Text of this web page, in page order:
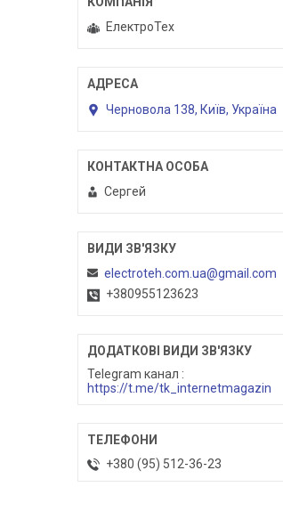
ЕлектроТех
Черновола 138, Київ, Україна
Сергей
electroteh.com.ua@gmail.com
+380955123623
Telegram канал
https://t.me/tk_internetmagazin
+380 (95) 512-36-23